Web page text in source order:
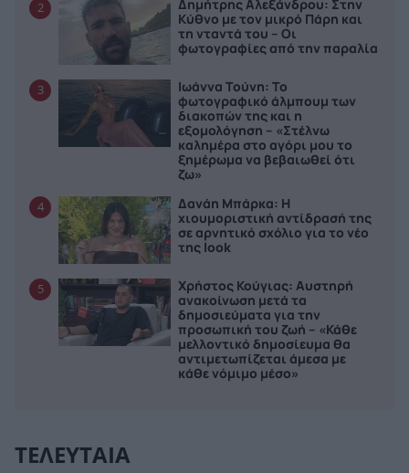
2
Δημήτρης Αλεξάνδρου: Στην
Κύθνο με τον μικρό Πάρη και
τη νταντά του – Οι
φωτογραφίες από την παραλία
3
Ιωάννα Τούνη: Το
φωτογραφικό άλμπουμ των
διακοπών της και η
εξομολόγηση – «Στέλνω
καλημέρα στο αγόρι μου το
ξημέρωμα να βεβαιωθεί ότι
ζω»
4
Δανάη Μπάρκα: Η
χιουμοριστική αντίδρασή της
σε αρνητικό σχόλιο για το νέο
της look
5
Χρήστος Κούγιας: Αυστηρή
ανακοίνωση μετά τα
δημοσιεύματα για την
προσωπική του ζωή – «Κάθε
μελλοντικό δημοσίευμα θα
αντιμετωπίζεται άμεσα με
κάθε νόμιμο μέσο»
ΤΕΛΕΥΤΑΙΑ